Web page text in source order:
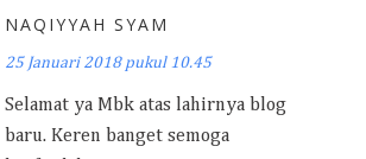
NAQIYYAH SYAM
25 Januari 2018 pukul 10.45
Selamat ya Mbk atas lahirnya blog
baru. Keren banget semoga